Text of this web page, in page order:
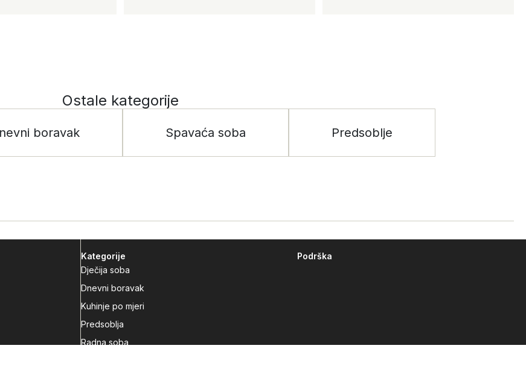
Ostale kategorije
boravak Spavaća soba Predsoblje
Kategorije
Dječija soba
Dnevni boravak
Kuhinje po mjeri
Predsoblja
Radna soba
Podrška